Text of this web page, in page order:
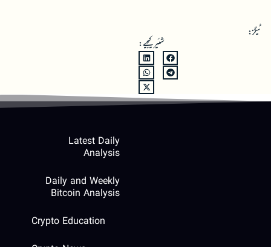
ٹیگز:
شئیر کیجیے:
Latest Daily
Analysis
Daily and Weekly
Bitcoin Analysis
Crypto Education